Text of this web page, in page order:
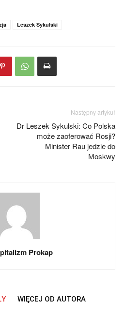
Leszek Sykulski
Następny artykuł
Dr Leszek Sykulski: Co Polska
może zaoferować Rosji?
Minister Rau jedzie do
Moskwy
Prokap
WIĘCEJ OD AUTORA